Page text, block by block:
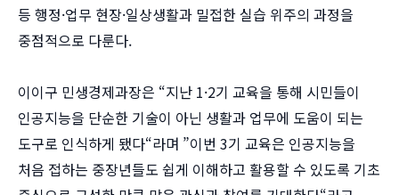
등 행정·업무 현장·일상생활과 밀접한 실습 위주의 과정을
중점적으로 다룬다.
이이구 민생경제과장은 “지난 1·2기 교육을 통해 시민들이
인공지능을 단순한 기술이 아닌 생활과 업무에 도움이 되는
도구로 인식하게 됐다“라며 ”이번 3기 교육은 인공지능을
처음 접하는 중장년들도 쉽게 이해하고 활용할 수 있도록 기초